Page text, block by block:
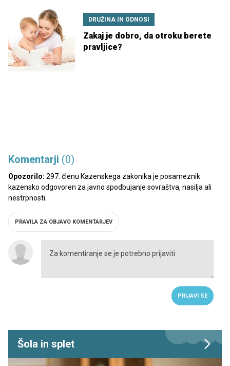
DRUŽINA IN ODNOSI
Zakaj je dobro, da otroku berete
pravljice?
Komentarji (0)
Opozorilo: 297. členu Kazenskega zakonika je posameznik
kazensko odgovoren za javno spodbujanje sovraštva, nasilja ali
nestrpnosti.
PRAVILA ZA OBJAVO KOMENTARJEV
PRIJAVI SE
Šola in splet